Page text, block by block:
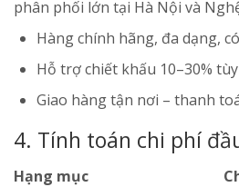
phân phối lớn tại Hà Nội và
Hàng chính hãng, đa dạng,
Hỗ trợ chiết khấu 10–30%
Giao hàng tận nơi – thanh
4. Tính toán chi phí
Hạng mục